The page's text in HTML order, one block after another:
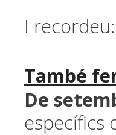
I recordeu:
També
De
específics